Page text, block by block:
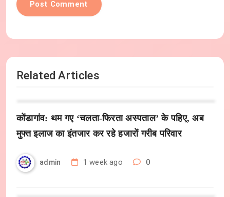
Related Articles
कोंडागांव: थम गए ‘चलता-फिरता अस्पताल’ के पहिए, अब
मुफ्त इलाज का इंतजार कर रहे हजारों गरीब परिवार
admin 1 week ago 0